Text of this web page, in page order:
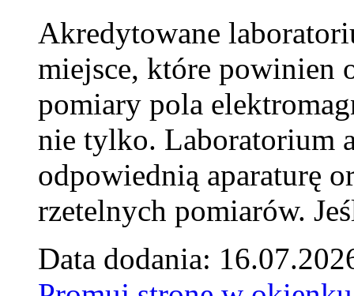
Akredytowane
miejsce, które powinien
pomiary pola
nie tylko. Laboratorium
odpowiednią aparaturę
rzetelnych pomiarów.
Data dodania: